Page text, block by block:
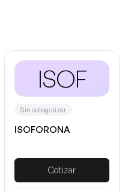
ISOF
Sin categorizar
ISOFORONA
Cotizar